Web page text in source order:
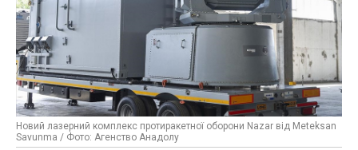
Новий лазерний комплекс протиракетної оборони Nazar від Meteksan
Savunma / Фото: Агенство Анадолу